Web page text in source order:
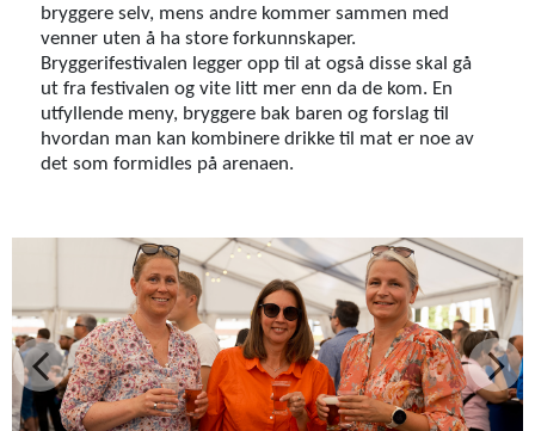
bryggere selv, mens andre kommer sammen med
venner uten å ha store forkunnskaper.
Bryggerifestivalen legger opp til at også disse skal gå
ut fra festivalen og vite litt mer enn da de kom. En
utfyllende meny, bryggere bak baren og forslag til
hvordan man kan kombinere drikke til mat er noe av
det som formidles på arenaen.
Forrige